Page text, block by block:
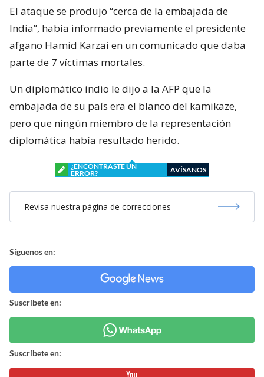
El ataque se produjo “cerca de la embajada de
India”, había informado previamente el presidente
afgano Hamid Karzai en un comunicado que daba
parte de 7 víctimas mortales.
Un diplomático indio le dijo a la AFP que la
embajada de su país era el blanco del kamikaze,
pero que ningún miembro de la representación
diplomática había resultado herido.
¿ENCONTRASTE UN
ERROR?
AVÍSANOS
Revisa nuestra página de correcciones
Síguenos en:
Suscríbete en:
Suscríbete en: